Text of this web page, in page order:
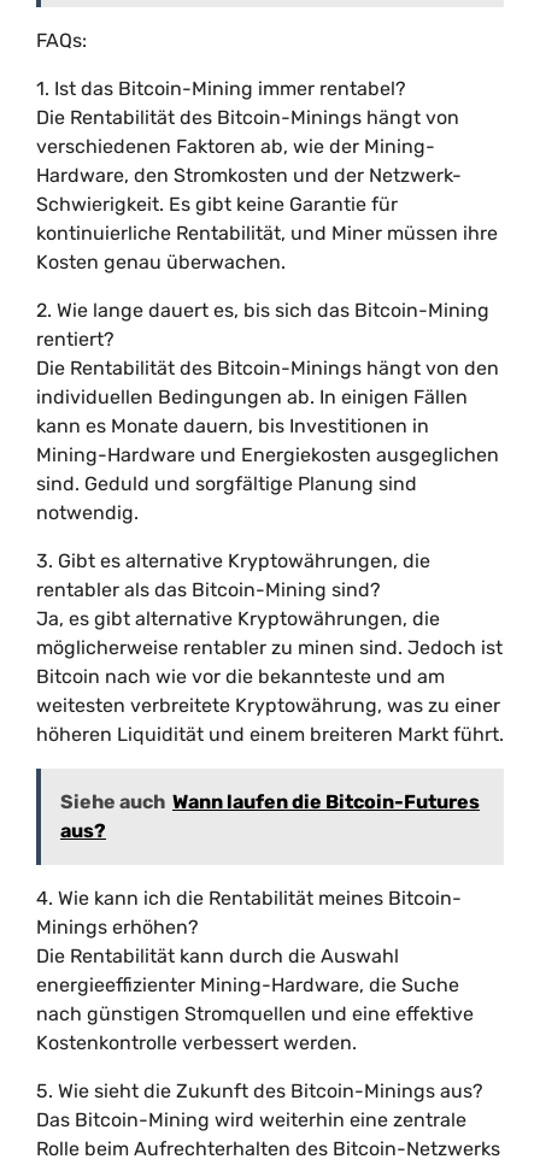
FAQs:
1. Ist das Bitcoin-Mining immer rentabel?
Die Rentabilität des Bitcoin-Minings hängt von
verschiedenen Faktoren ab, wie der Mining-
Hardware, den Stromkosten und der Netzwerk-
Schwierigkeit. Es gibt keine Garantie für
kontinuierliche Rentabilität, und Miner müssen ihre
Kosten genau überwachen.
2. Wie lange dauert es, bis sich das Bitcoin-Mining
rentiert?
Die Rentabilität des Bitcoin-Minings hängt von den
individuellen Bedingungen ab. In einigen Fällen
kann es Monate dauern, bis Investitionen in
Mining-Hardware und Energiekosten ausgeglichen
sind. Geduld und sorgfältige Planung sind
notwendig.
3. Gibt es alternative Kryptowährungen, die
rentabler als das Bitcoin-Mining sind?
Ja, es gibt alternative Kryptowährungen, die
möglicherweise rentabler zu minen sind. Jedoch ist
Bitcoin nach wie vor die bekannteste und am
weitesten verbreitete Kryptowährung, was zu einer
höheren Liquidität und einem breiteren Markt führt.
Siehe auch Wann laufen die Bitcoin-Futures
aus?
4. Wie kann ich die Rentabilität meines Bitcoin-
Minings erhöhen?
Die Rentabilität kann durch die Auswahl
energieeffizienter Mining-Hardware, die Suche
nach günstigen Stromquellen und eine effektive
Kostenkontrolle verbessert werden.
5. Wie sieht die Zukunft des Bitcoin-Minings aus?
Das Bitcoin-Mining wird weiterhin eine zentrale
Rolle beim Aufrechterhalten des Bitcoin-Netzwerks